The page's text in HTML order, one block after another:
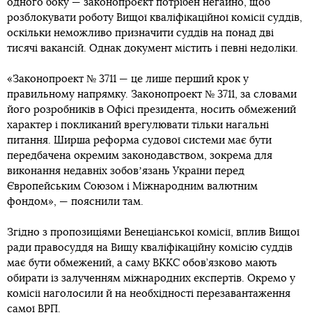
одного боку — законопроєкт потрібен негайно, щоб
розблокувати роботу Вищої кваліфікаційної комісії суддів,
оскільки неможливо призначити суддів на понад дві
тисячі вакансій. Однак документ містить і певні недоліки.
«Законопроект № 3711 — це лише перший крок у
правильному напрямку. Законопроект № 3711, за словами
його розробників в Офісі президента, носить обмежений
характер і покликаний врегулювати тільки нагальні
питання. Ширша реформа судової системи має бути
передбачена окремим законодавством, зокрема для
виконання недавніх зобовʼязань України перед
Європейським Союзом і Міжнародним валютним
фондом», — пояснили там.
Згідно з пропозиціями Венеціанської комісії, вплив Вищої
ради правосуддя на Вищу кваліфікаційну комісію суддів
має бути обмежений, а саму ВККС обов’язково мають
обирати із залученням міжнародних експертів. Окремо у
комісії наголосили й на необхідності перезавантаження
самої ВРП.